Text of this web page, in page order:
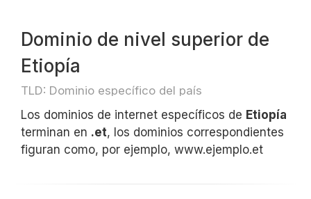
Dominio de nivel superior de
Etiopía
TLD: Dominio específico del país
Los dominios de internet específicos de Etiopía
terminan en .et, los dominios correspondientes
figuran como, por ejemplo, www.ejemplo.et